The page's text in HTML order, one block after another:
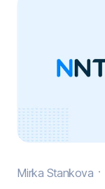
Mirka Stankova